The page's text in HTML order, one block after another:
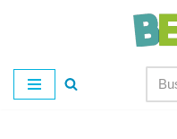
al
contenido